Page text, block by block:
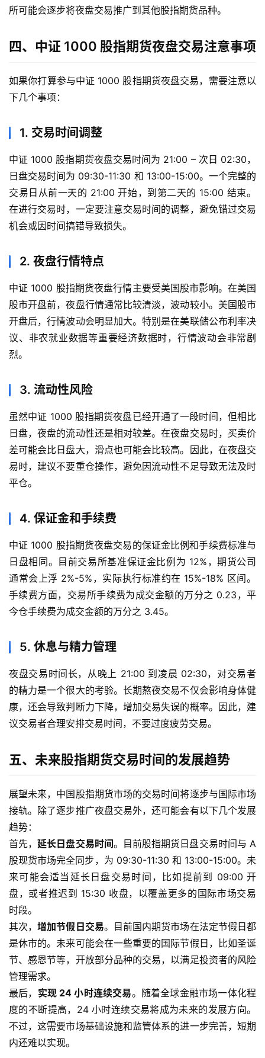
德
期
货
恒
指
货
期
货
开
户
期
货
纳
指
期
货
股
期
货
黄
金
所可能会逐步将夜盘交易推广到其他股指期货品种。
四、中证 1000 股指期货夜盘交易注意事项
如果你打算参与中证 1000 股指期货夜盘交易，需要注意以
下几个事项：
1. 交易时间调整
中证 1000 股指期货夜盘交易时间为 21:00 – 次日 02:30，
日盘交易时间为 09:30-11:30 和 13:00-15:00。一个完整的
交易日从前一天的 21:00 开始，到第二天的 15:00 结束。
在进行交易时，一定要注意交易时间的调整，避免错过交易
机会或因时间搞错导致损失。
2. 夜盘行情特点
中证 1000 股指期货夜盘行情主要受美国股市影响。在美国
股市开盘前，夜盘行情通常比较清淡，波动较小。美国股市
开盘后，行情波动会明显加大。特别是在美联储公布利率决
议、非农就业数据等重要经济数据时，行情波动会非常剧
烈。
3. 流动性风险
虽然中证 1000 股指期货夜盘已经开通了一段时间，但相比
日盘，夜盘的流动性还是相对较差。在夜盘交易时，买卖价
差可能会比日盘大，滑点也可能会比较高。因此，在夜盘交
易时，建议不要重仓操作，避免因流动性不足导致无法及时
平仓。
4. 保证金和手续费
中证 1000 股指期货夜盘交易的保证金比例和手续费标准与
日盘相同。目前交易所基准保证金比例为 12%，期货公司
通常会上浮 2%-5%，实际执行标准约在 15%-18% 区间。
手续费方面，交易所手续费为成交金额的万分之 0.23，平
今仓手续费为成交金额的万分之 3.45。
5. 休息与精力管理
夜盘交易时间长，从晚上 21:00 到凌晨 02:30，对交易者
的精力是一个很大的考验。长期熬夜交易不仅会影响身体健
康，还会导致判断力下降，增加交易失误的概率。因此，建
议交易者合理安排交易时间，不要过度疲劳交易。
五、未来股指期货交易时间的发展趋势
展望未来，中国股指期货市场的交易时间将逐步与国际市场
接轨。除了逐步推广夜盘交易外，还可能会有以下几个发展
趋势：
首先，延长日盘交易时间。目前股指期货日盘交易时间与 A
股现货市场完全同步，为 09:30-11:30 和 13:00-15:00。未
来可能会适当延长日盘交易时间，比如提前到 09:00 开
盘，或者推迟到 15:30 收盘，以覆盖更多的国际市场交易
时段。
其次，增加节假日交易。目前国内期货市场在法定节假日都
是休市的。未来可能会在一些重要的国际节假日，比如圣诞
节、感恩节等，开放部分品种的交易，以满足投资者的风险
管理需求。
最后， 实现 24 小时连续交易。随着全球金融市场一体化程
度的不断提高，24 小时连续交易将成为未来的发展方向。
不过，这需要市场基础设施和监管体系的进一步完善，短期
内还难以实现。